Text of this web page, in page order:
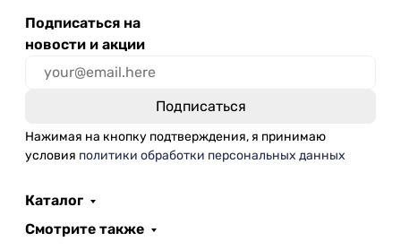
Подписаться на
новости и акции
Нажимая на кнопку подтверждения, я принимаю
условия политики обработки персональных данных
Каталог
Смотрите также